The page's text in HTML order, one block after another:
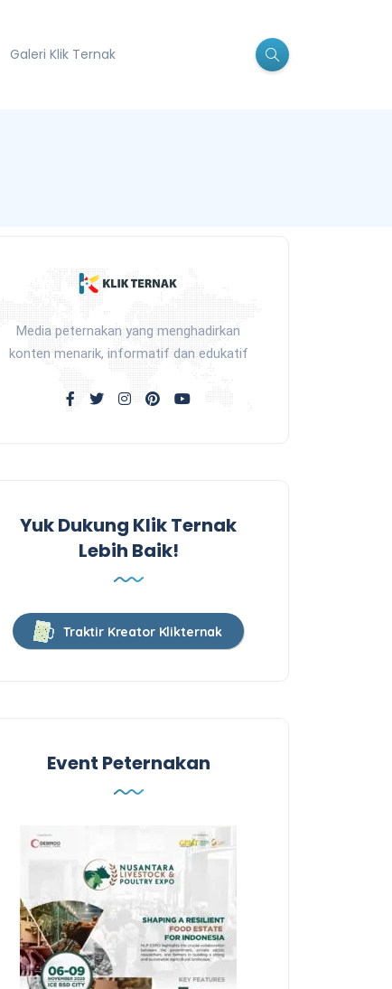
Galeri Klik Ternak
Media peternakan yang menghadirkan
konten menarik, informatif dan edukatif
Yuk Dukung Klik Ternak
Lebih Baik!
Traktir Kreator Klikternak
Event Peternakan